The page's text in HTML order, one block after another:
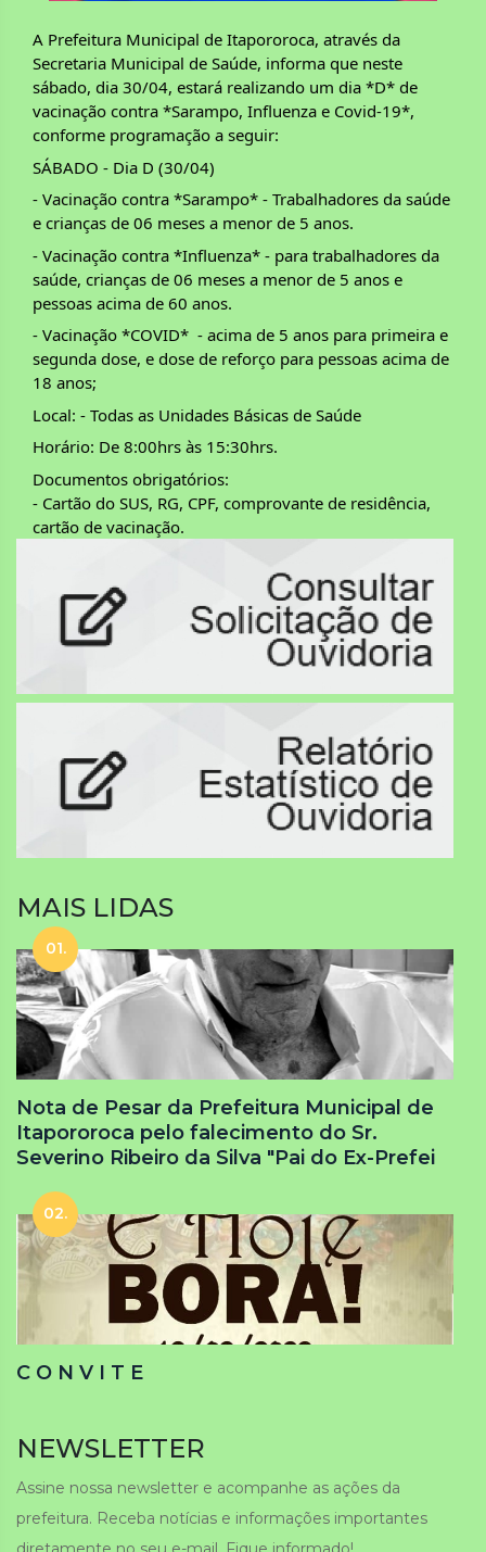
A Prefeitura Municipal de Itapororoca, através da
Secretaria Municipal de Saúde, informa que neste
sábado, dia 30/04, estará realizando um dia *D* de
vacinação contra *Sarampo, Influenza e Covid-19*,
conforme programação a seguir:
SÁBADO - Dia D (30/04)
- Vacinação contra *Sarampo* - Trabalhadores da saúde
e crianças de 06 meses a menor de 5 anos.
- Vacinação contra *Influenza* - para trabalhadores da
saúde, crianças de 06 meses a menor de 5 anos e
pessoas acima de 60 anos.
- Vacinação *COVID*  - acima de 5 anos para primeira e
segunda dose, e dose de reforço para pessoas acima de
18 anos;
Local: - Todas as Unidades Básicas de Saúde
Horário: De 8:00hrs às 15:30hrs.
Documentos obrigatórios:
- Cartão do SUS, RG, CPF, comprovante de residência,
cartão de vacinação.
MAIS LIDAS
01.
Nota de Pesar da Prefeitura Municipal de
Itapororoca pelo falecimento do Sr.
Severino Ribeiro da Silva "Pai do Ex-Prefei
02.
C O N V I T E
NEWSLETTER
Assine nossa newsletter e acompanhe as ações da
prefeitura. Receba notícias e informações importantes